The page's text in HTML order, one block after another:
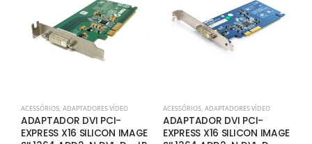
ACESSÓRIOS, ADAPTADORES VÍDEO
ADAPTADOR DVI PCI-
EXPRESS X16 SILICON IMAGE
ACESSÓRIOS, ADAPTADORES VÍDEO
ADAPTADOR DVI PCI-
EXPRESS X16 SILICON IMAGE